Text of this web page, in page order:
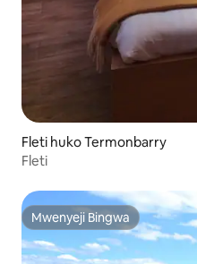
Fleti huko Termonbarry
Fleti
Mwenyeji Bingwa
Mwenyeji Bingwa